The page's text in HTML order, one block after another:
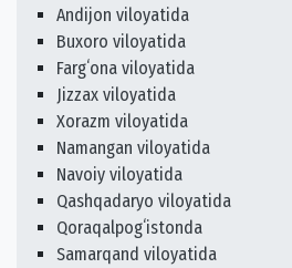
Andijon viloyatida
Buxoro viloyatida
Fargʻona viloyatida
Jizzax viloyatida
Xorazm viloyatida
Namangan viloyatida
Navoiy viloyatida
Qashqadaryo viloyatida
Qoraqalpogʻistonda
Samarqand viloyatida